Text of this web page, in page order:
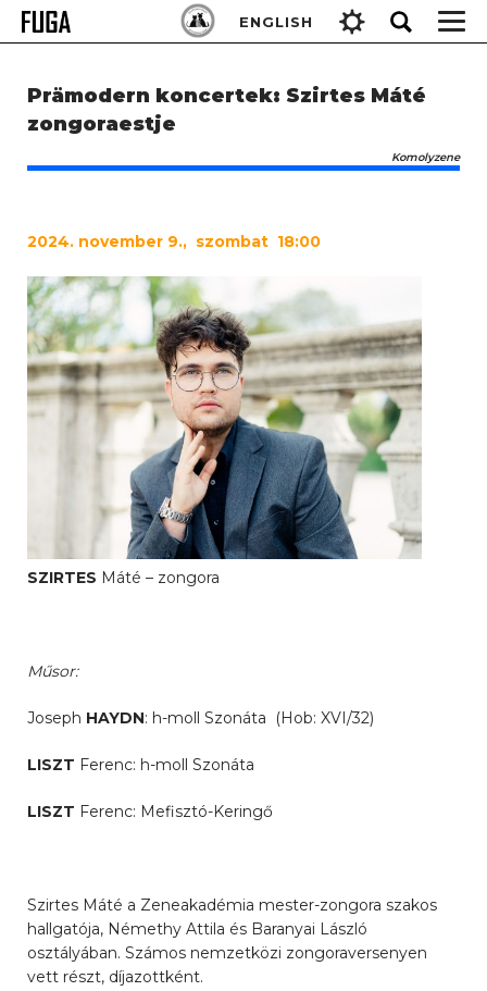
Skip
ENGLISH
Keresés:
Prämodern koncertek: Szirtes Máté
zongoraestje
Komolyzene
2024. november 9., szombat 18:00
SZIRTES Máté – zongora
Műsor:
Joseph HAYDN: h-moll Szonáta (Hob: XVI/32)
LISZT Ferenc: h-moll Szonáta
LISZT Ferenc: Mefisztó-Keringő
Szirtes Máté a Zeneakadémia mester-zongora szakos
hallgatója, Némethy Attila és Baranyai László
osztályában. Számos nemzetközi zongoraversenyen
vett részt, díjazottként.